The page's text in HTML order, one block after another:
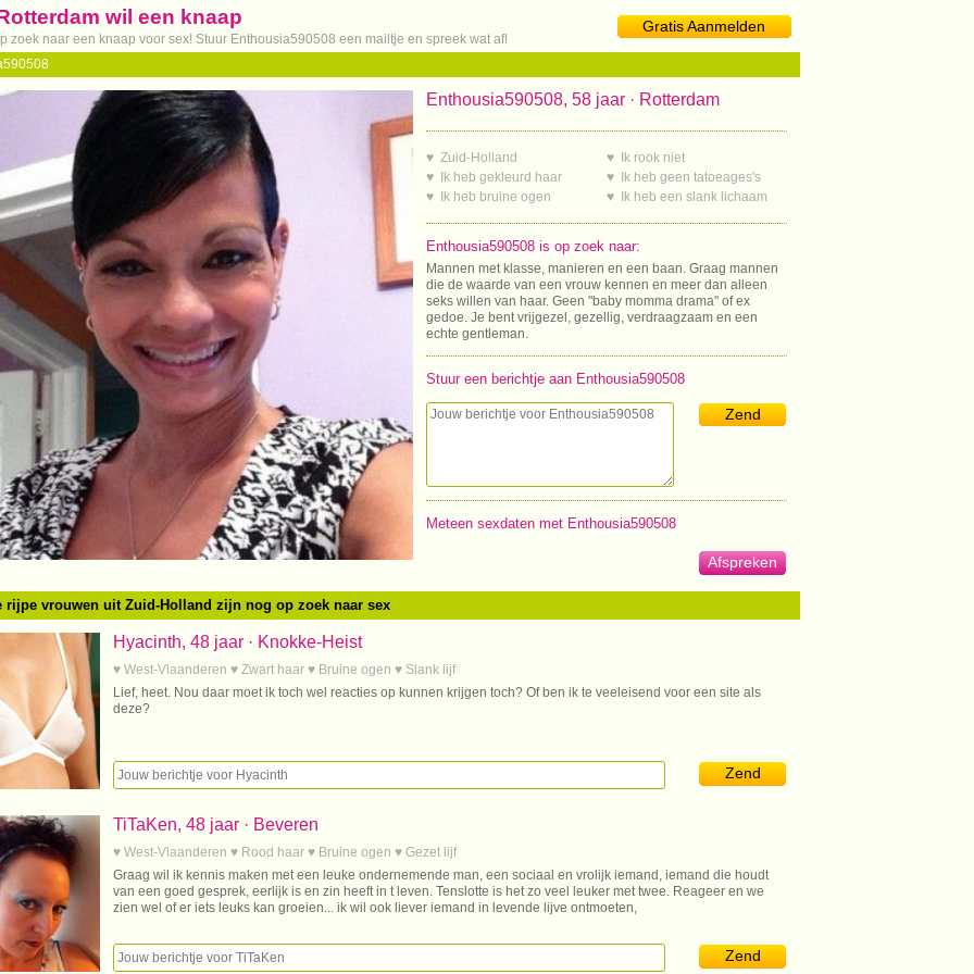
Gratis Aanmelden
wil een knaap
zoek naar een knaap voor sex! Stuur Enthousia590508 een mailtje en spreek wat af!
Enthousia590508, 58 jaar · Rotterdam
♥ Zuid-Holland
♥ Ik heb gekleurd haar
♥ Ik heb bruine ogen
♥ Ik rook niet
♥ Ik heb geen tatoeages's
♥ Ik heb een slank lichaam
Enthousia590508 is op zoek naar:
Mannen met klasse, manieren en een baan. Graag mannen
die de waarde van een vrouw kennen en meer dan alleen
seks willen van haar. Geen "baby momma drama" of ex
gedoe. Je bent vrijgezel, gezellig, verdraagzaam en een
echte gentleman.
Stuur een berichtje aan Enthousia590508
Zend
Meteen sexdaten met Enthousia590508
Afspreken
rijpe vrouwen uit Zuid-Holland zijn nog op zoek naar sex
Hyacinth, 48 jaar · Knokke-Heist
♥ West-Vlaanderen ♥ Zwart haar ♥ Bruine ogen ♥ Slank lijf
Lief, heet. Nou daar moet ik toch wel reacties op kunnen krijgen toch? Of ben ik te veeleisend voor een site als
deze?
Zend
TiTaKen, 48 jaar · Beveren
♥ West-Vlaanderen ♥ Rood haar ♥ Bruine ogen ♥ Gezet lijf
Graag wil ik kennis maken met een leuke ondernemende man, een sociaal en vrolijk iemand, iemand die houdt
van een goed gesprek, eerlijk is en zin heeft in t leven. Tenslotte is het zo veel leuker met twee. Reageer en we
zien wel of er iets leuks kan groeien... ik wil ook liever iemand in levende lijve ontmoeten,
Zend